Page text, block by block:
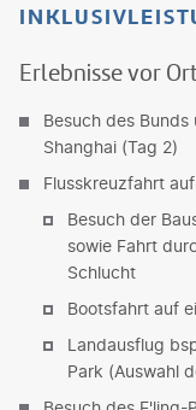
Erlebnisse vor
Besuch des
Shanghai (Tag 2)
Flusskreuzfahrt
Besuch der
sowie Fahrt
Schlucht
Bootsfahrt auf
Landausflug
Park (Auswahl